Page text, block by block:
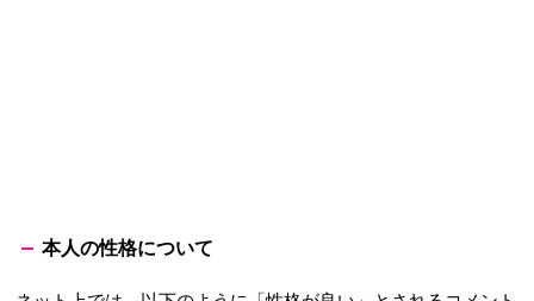
本人の性格について